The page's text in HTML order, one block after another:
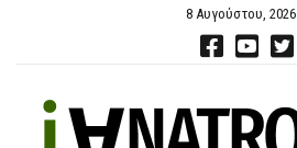
8 Αυγούστου, 2026